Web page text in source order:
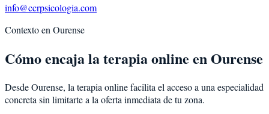
info@ccrpsicologia.com
Contexto en Ourense
Cómo encaja la terapia online en Ourense
Desde Ourense, la terapia online facilita el acceso a una especialidad
concreta sin limitarte a la oferta inmediata de tu zona.